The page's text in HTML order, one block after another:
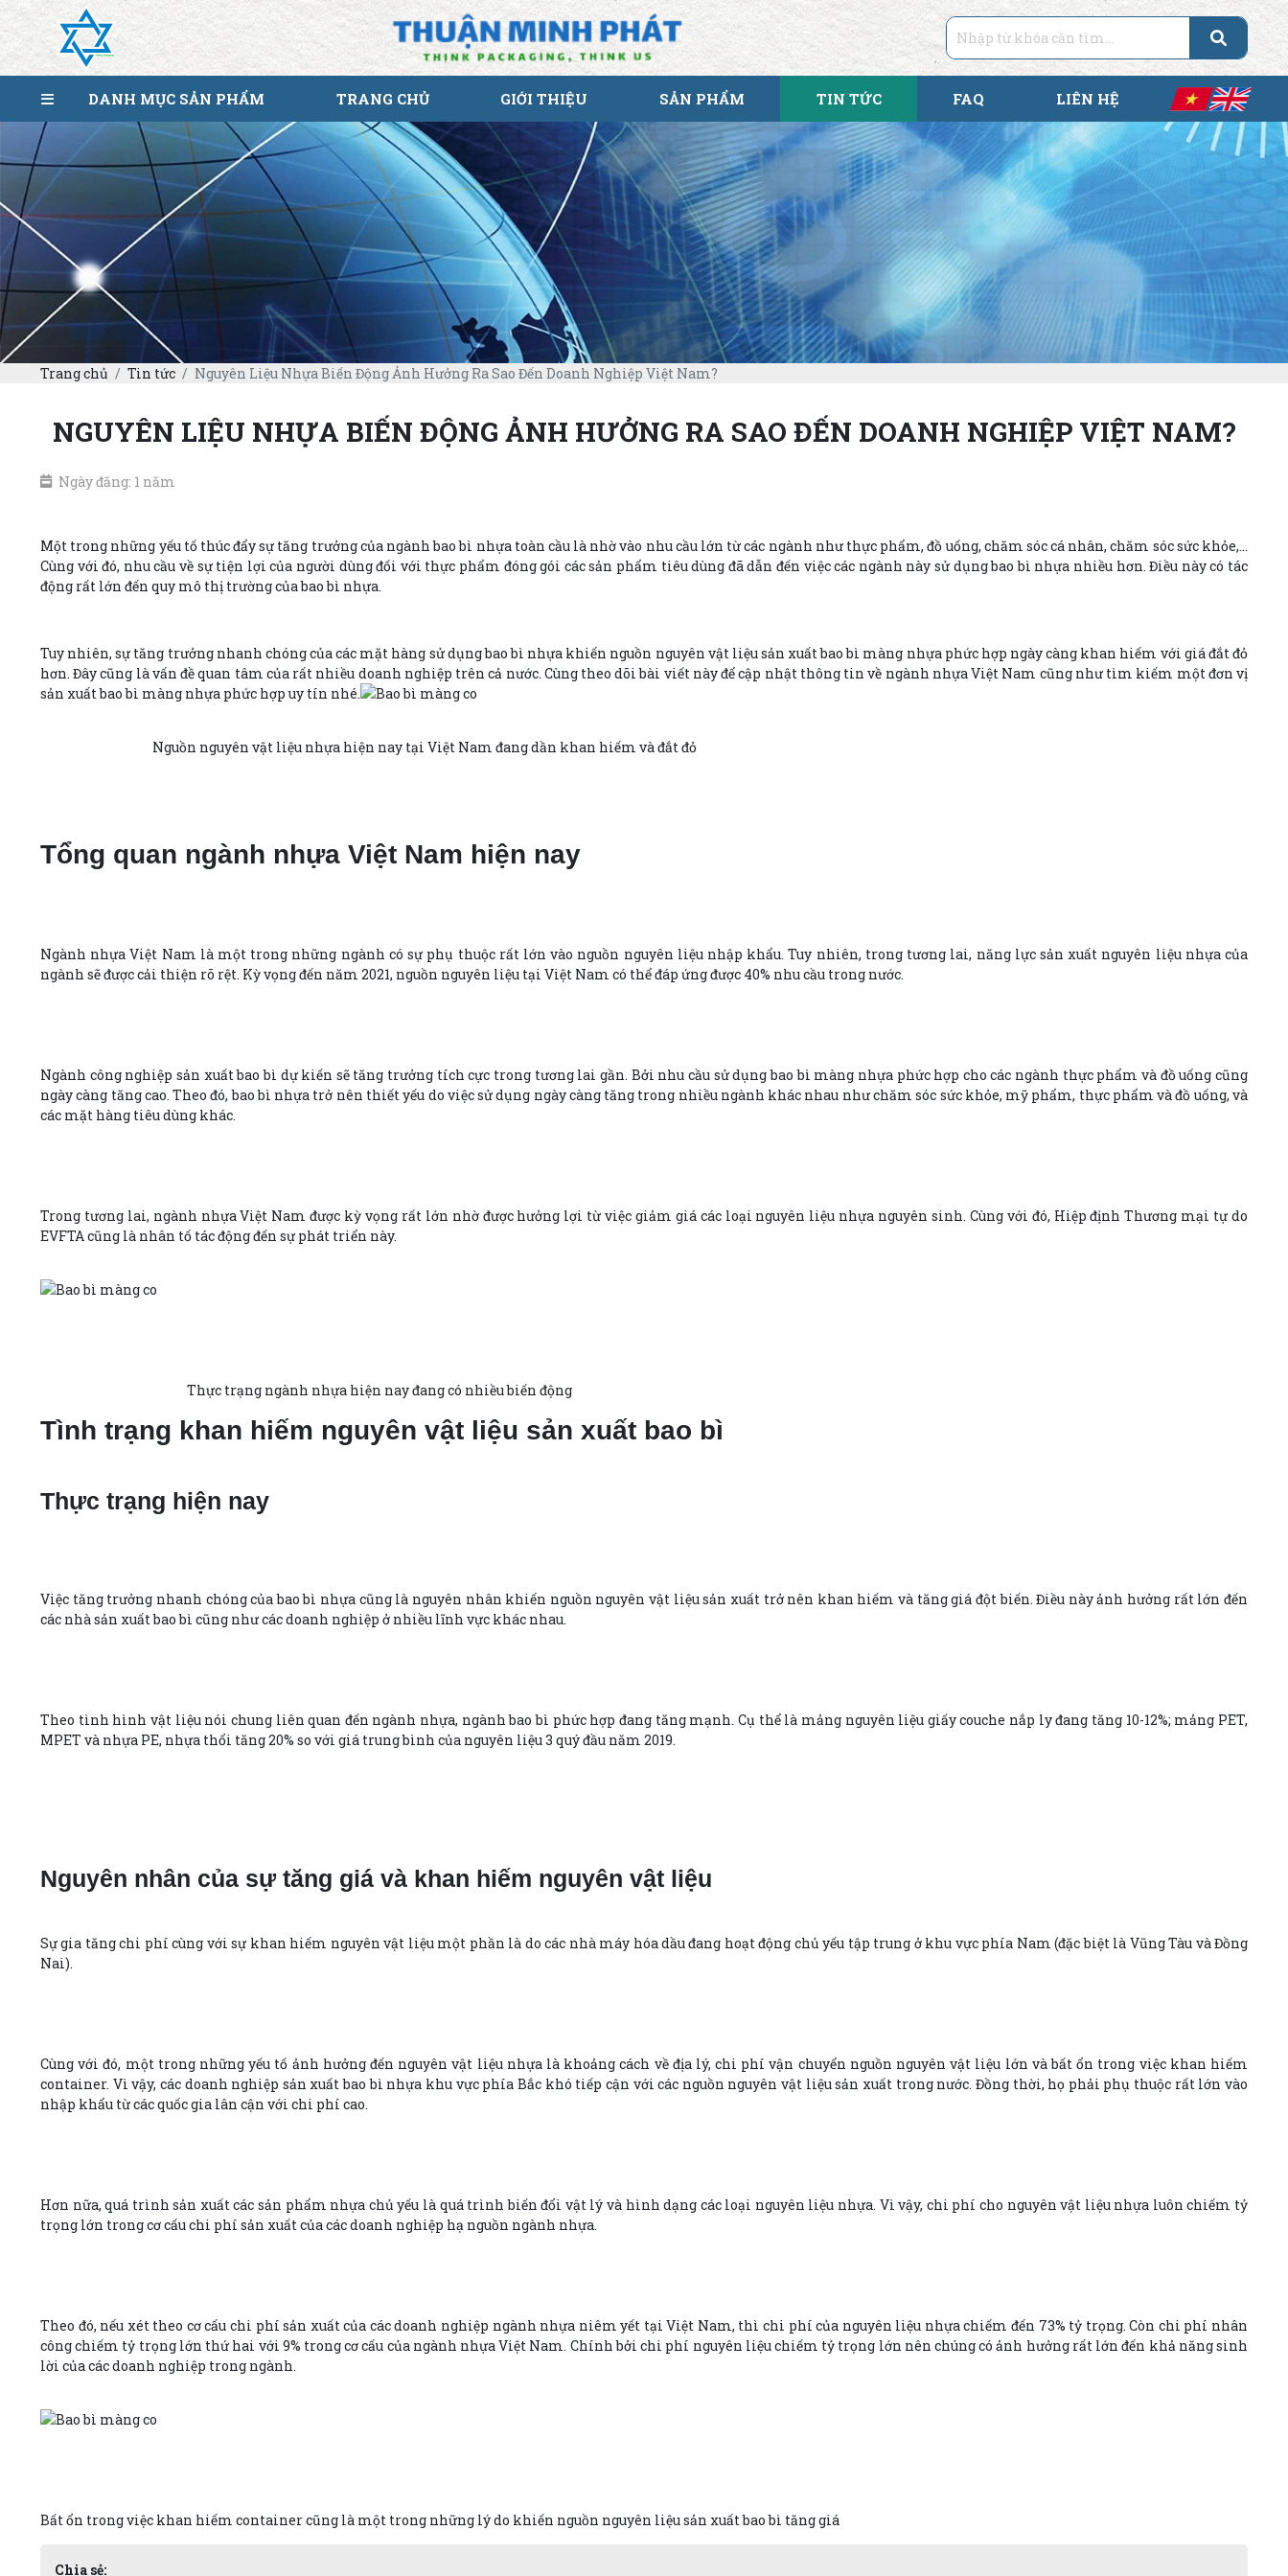
DANH MỤC SẢN PHẨM TRANG CHỦ GIỚI THIỆU SẢN PHẨM TIN TỨC FAQ LIÊN HỆ
Trang chủ Tin tức Nguyên Liệu Nhựa Biến Động Ảnh Hưởng Ra Sao Đến Doanh Nghiệp Việt Nam?
NGUYÊN LIỆU NHỰA BIẾN ĐỘNG ẢNH HƯỞNG RA SAO ĐẾN DOANH NGHIỆP VIỆT NAM?
Ngày đăng: 1 năm
Một trong những yếu tố thúc đẩy sự tăng trưởng của ngành bao bì nhựa toàn cầu là nhờ vào nhu cầu lớn từ các ngành như thực phẩm, đồ uống, chăm sóc cá nhân, chăm sóc sức khỏe,…
Cùng với đó, nhu cầu về sự tiện lợi của người dùng đối với thực phẩm đóng gói các sản phẩm tiêu dùng đã dẫn đến việc các ngành này sử dụng bao bì nhựa nhiều hơn. Điều này có tác
động rất lớn đến quy mô thị trường của bao bì nhựa.
Tuy nhiên, sự tăng trưởng nhanh chóng của các mặt hàng sử dụng bao bì nhựa khiến nguồn nguyên vật liệu sản xuất bao bì màng nhựa phức hợp ngày càng khan hiếm với giá đắt đỏ
hơn. Đây cũng là vấn đề quan tâm của rất nhiều doanh nghiệp trên cả nước. Cùng theo dõi bài viết này để cập nhật thông tin về ngành nhựa Việt Nam cũng như tìm kiếm một đơn vị
sản xuất bao bì màng nhựa phức hợp uy tín nhé.
Nguồn nguyên vật liệu nhựa hiện nay tại Việt Nam đang dần khan hiếm và đắt đỏ
Tổng quan ngành nhựa Việt Nam hiện nay
Ngành nhựa Việt Nam là một trong những ngành có sự phụ thuộc rất lớn vào nguồn nguyên liệu nhập khẩu. Tuy nhiên, trong tương lai, năng lực sản xuất nguyên liệu nhựa của
ngành sẽ được cải thiện rõ rệt. Kỳ vọng đến năm 2021, nguồn nguyên liệu tại Việt Nam có thể đáp ứng được 40% nhu cầu trong nước.
Ngành công nghiệp sản xuất bao bì dự kiến sẽ tăng trưởng tích cực trong tương lai gần. Bởi nhu cầu sử dụng bao bì màng nhựa phức hợp cho các ngành thực phẩm và đồ uống cũng
ngày càng tăng cao. Theo đó, bao bì nhựa trở nên thiết yếu do việc sử dụng ngày càng tăng trong nhiều ngành khác nhau như chăm sóc sức khỏe, mỹ phẩm, thực phẩm và đồ uống, và
các mặt hàng tiêu dùng khác.
Trong tương lai, ngành nhựa Việt Nam được kỳ vọng rất lớn nhờ được hưởng lợi từ việc giảm giá các loại nguyên liệu nhựa nguyên sinh. Cùng với đó, Hiệp định Thương mại tự do
EVFTA cũng là nhân tố tác động đến sự phát triển này.
Thực trạng ngành nhựa hiện nay đang có nhiều biến động
Tình trạng khan hiếm nguyên vật liệu sản xuất bao bì
Thực trạng hiện nay
Việc tăng trưởng nhanh chóng của bao bì nhựa cũng là nguyên nhân khiến nguồn nguyên vật liệu sản xuất trở nên khan hiếm và tăng giá đột biến. Điều này ảnh hưởng rất lớn đến
các nhà sản xuất bao bì cũng như các doanh nghiệp ở nhiều lĩnh vực khác nhau.
Theo tình hình vật liệu nói chung liên quan đến ngành nhựa, ngành bao bì phức hợp đang tăng mạnh. Cụ thể là mảng nguyên liệu giấy couche nắp ly đang tăng 10-12%; mảng PET,
MPET và nhựa PE, nhựa thổi tăng 20% so với giá trung bình của nguyên liệu 3 quý đầu năm 2019.
Nguyên nhân của sự tăng giá và khan hiếm nguyên vật liệu
Sự gia tăng chi phí cùng với sự khan hiếm nguyên vật liệu một phần là do các nhà máy hóa dầu đang hoạt động chủ yếu tập trung ở khu vực phía Nam (đặc biệt là Vũng Tàu và Đồng
Nai).
Cùng với đó, một trong những yếu tố ảnh hưởng đến nguyên vật liệu nhựa là khoảng cách về địa lý, chi phí vận chuyển nguồn nguyên vật liệu lớn và bất ổn trong việc khan hiếm
container. Vì vậy, các doanh nghiệp sản xuất bao bì nhựa khu vực phía Bắc khó tiếp cận với các nguồn nguyên vật liệu sản xuất trong nước. Đồng thời, họ phải phụ thuộc rất lớn vào
nhập khẩu từ các quốc gia lân cận với chi phí cao.
Hơn nữa, quá trình sản xuất các sản phẩm nhựa chủ yếu là quá trình biến đổi vật lý và hình dạng các loại nguyên liệu nhựa. Vì vậy, chi phí cho nguyên vật liệu nhựa luôn chiếm tỷ
trọng lớn trong cơ cấu chi phí sản xuất của các doanh nghiệp hạ nguồn ngành nhựa.
Theo đó, nếu xét theo cơ cấu chi phí sản xuất của các doanh nghiệp ngành nhựa niêm yết tại Việt Nam, thì chi phí của nguyên liệu nhựa chiếm đến 73% tỷ trọng. Còn chi phí nhân
công chiếm tỷ trọng lớn thứ hai với 9% trong cơ cấu của ngành nhựa Việt Nam. Chính bởi chi phí nguyên liệu chiếm tỷ trọng lớn nên chúng có ảnh hưởng rất lớn đến khả năng sinh
lời của các doanh nghiệp trong ngành.
Bất ổn trong việc khan hiếm container cũng là một trong những lý do khiến nguồn nguyên liệu sản xuất bao bì tăng giá
Chia sẻ: